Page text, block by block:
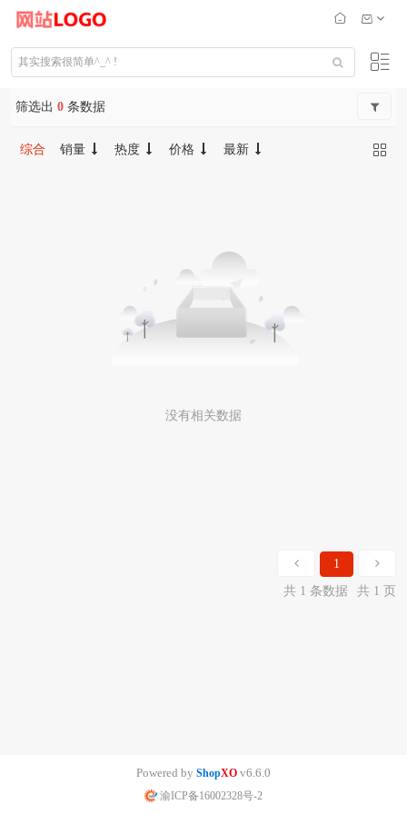
筛选出 0 条数据
综合 销量 热度 价格 最新
没有相关数据
1
共 1 条数据
共 1 页
Powered by ShopXO v6.6.0
渝ICP备16002328号-2